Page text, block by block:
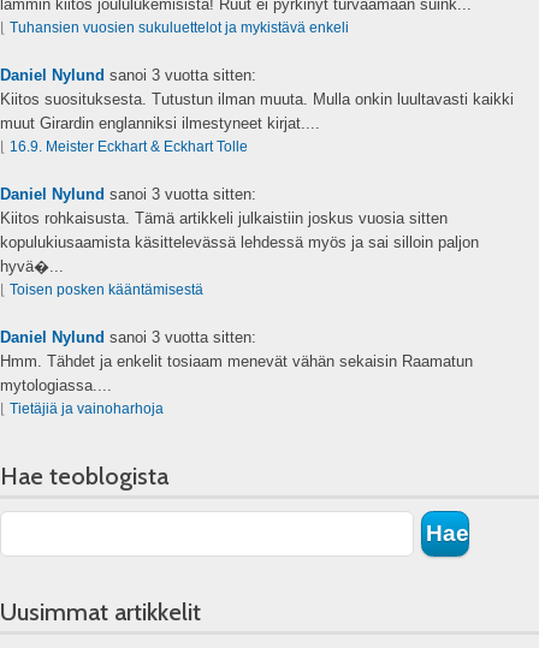
lämmin kiitos joululukemisista! Ruut ei pyrkinyt turvaamaan suink...
Tuhansien vuosien sukuluettelot ja mykistävä enkeli
Daniel Nylund sanoi 3 vuotta sitten:
Kiitos suosituksesta. Tutustun ilman muuta. Mulla onkin luultavasti kaikki
muut Girardin englanniksi ilmestyneet kirjat....
16.9. Meister Eckhart & Eckhart Tolle
Daniel Nylund sanoi 3 vuotta sitten:
Kiitos rohkaisusta. Tämä artikkeli julkaistiin joskus vuosia sitten
kopulukiusaamista käsittelevässä lehdessä myös ja sai silloin paljon
hyvä�...
Toisen posken kääntämisestä
Daniel Nylund sanoi 3 vuotta sitten:
Hmm. Tähdet ja enkelit tosiaam menevät vähän sekaisin Raamatun
mytologiassa....
Tietäjiä ja vainoharhoja
Hae teoblogista
Uusimmat artikkelit